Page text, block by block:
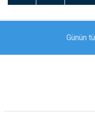
Günün